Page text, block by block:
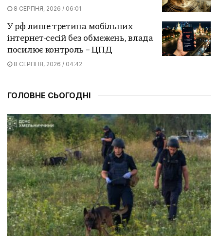
8 СЕРПНЯ, 2026 / 06:01
У рф лише третина мобільних
інтернет-сесій без обмежень, влада
посилює контроль – ЦПД
8 СЕРПНЯ, 2026 / 04:42
ГОЛОВНЕ СЬОГОДНІ